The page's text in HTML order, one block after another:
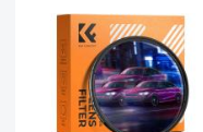
ィング Nano-Xcel シリ